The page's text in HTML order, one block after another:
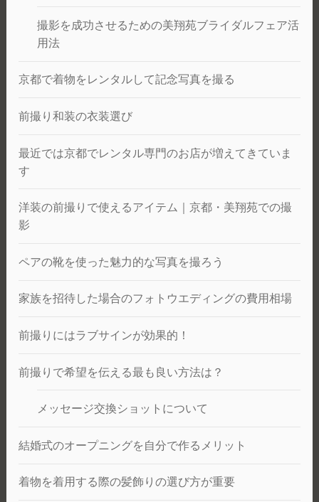
撮影を成功させるための美翔苑ブライダルフェア活
用法
京都で着物をレンタルして記念写真を撮る
前撮り和装の衣装選び
最近では京都でレンタル専門のお店が増えてきていま
す
洋装の前撮りで使えるアイテム｜京都・美翔苑での撮
影
ペアの靴を使った魅力的な写真を撮ろう
家族を招待した場合のフォトウエディングの費用相場
前撮りにはラブサインが効果的！
前撮りで希望を伝える最も良い方法は？
メッセージ交換ショットについて
結婚式のオープニングを自分で作るメリット
着物を着用する際の髪飾りの選び方が重要